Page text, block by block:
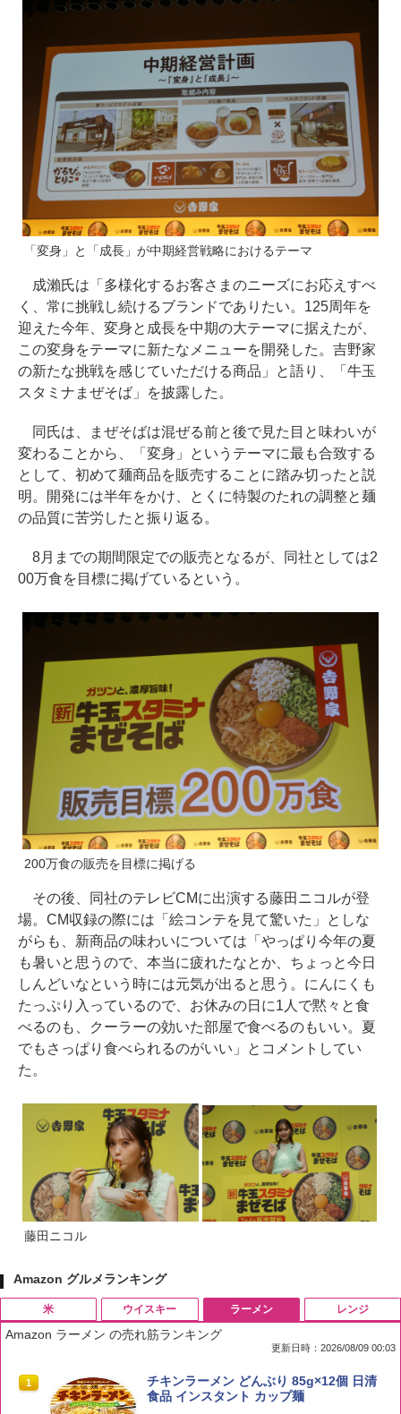
「変身」と「成長」が中期経営戦略におけるテーマ
成瀨氏は「多様化するお客さまのニーズにお応えすべ
く、常に挑戦し続けるブランドでありたい。125周年を
迎えた今年、変身と成長を中期の大テーマに据えたが、
この変身をテーマに新たなメニューを開発した。吉野家
の新たな挑戦を感じていただける商品」と語り、「牛玉
スタミナまぜそば」を披露した。
同氏は、まぜそばは混ぜる前と後で見た目と味わいが
変わることから、「変身」というテーマに最も合致する
として、初めて麺商品を販売することに踏み切ったと説
明。開発には半年をかけ、とくに特製のたれの調整と麺
の品質に苦労したと振り返る。
8月までの期間限定での販売となるが、同社としては2
00万食を目標に掲げているという。
200万食の販売を目標に掲げる
その後、同社のテレビCMに出演する藤田ニコルが登
場。CM収録の際には「絵コンテを見て驚いた」としな
がらも、新商品の味わいについては「やっぱり今年の夏
も暑いと思うので、本当に疲れたなとか、ちょっと今日
しんどいなという時には元気が出ると思う。にんにくも
たっぷり入っているので、お休みの日に1人で黙々と食
べるのも、クーラーの効いた部屋で食べるのもいい。夏
でもさっぱり食べられるのがいい」とコメントしてい
た。
藤田ニコル
Amazon グルメランキング
米
1 by Amazon 国産ブレンド米 精米 5kg
ウイスキー
1
ブラックニッカ ニッカ Nikka ウィスキ
ー4000ml ブラックニッカクリア ウヰス
ラーメン
Amazon ラーメン の売れ筋ランキング
更新日時：2026/08/09 00:03
1
チキンラーメン どんぶり 85g×12個 日清
食品 インスタント カップ麺
レンジ